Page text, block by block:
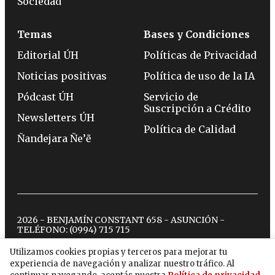
Utilizamos cookies propias y terceros para mejorar tu
experiencia de navegación y analizar nuestro tráfico. Al
Temas
Editorial ÚH
Noticias positivas
Pódcast ÚH
Newsletters ÚH
Ñandejara Ñe’ẽ
Bases y Condiciones
Políticas de Privacidad
Política de uso de la IA
Servicio de
Suscripción a Crédito
Política de Calidad
2026 - BENJAMÍN CONSTANT 658 - ASUNCIÓN -
TELÉFONO: (0994) 715 715
twitterinstagram
facebook
tiktokyoutubespotify